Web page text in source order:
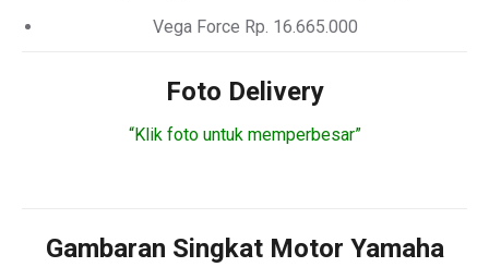
Vega Force Rp. 16.665.000
Foto Delivery
“Klik foto untuk memperbesar”
Gambaran Singkat Motor Yamaha